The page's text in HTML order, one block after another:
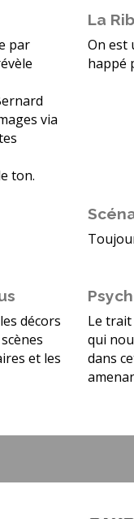
par
via
ton.
La
On est
happé
décors
et les
Le
qui
dans